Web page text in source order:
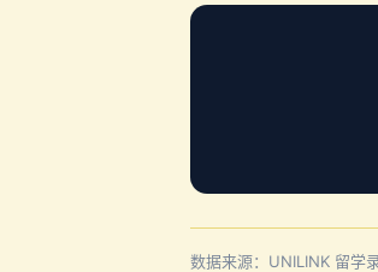
数据来源：UNILINK 留学